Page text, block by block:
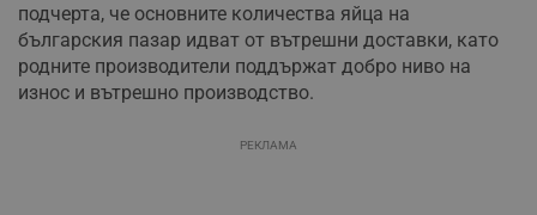
подчерта, че основните количества яйца на
българския пазар идват от вътрешни доставки, като
родните производители поддържат добро ниво на
износ и вътрешно производство.
РЕКЛАМА